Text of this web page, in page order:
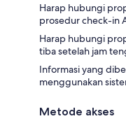
Harap hubungi
prosedur check-in
Harap hubungi
tiba setelah jam
Informasi yang
menggunakan
Metode akses